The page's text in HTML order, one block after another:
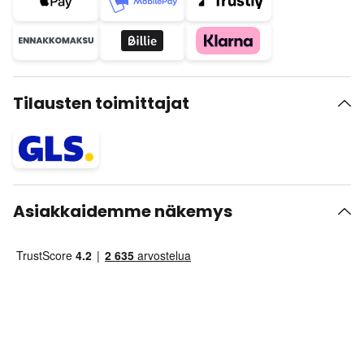
Tilausten toimittajat
Asiakkaidemme näkemys